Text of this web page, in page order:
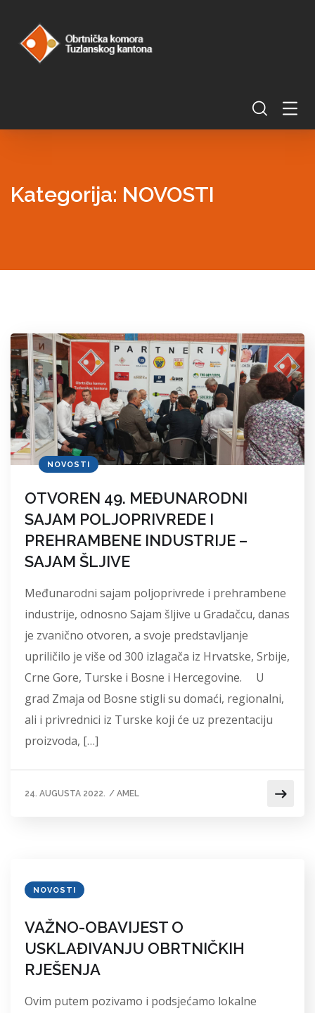
Kategorija: NOVOSTI
NOVOSTI
OTVOREN 49. MEĐUNARODNI
SAJAM POLJOPRIVREDE I
PREHRAMBENE INDUSTRIJE –
SAJAM ŠLJIVE
Međunarodni sajam poljoprivrede i prehrambene
industrije, odnosno Sajam šljive u Gradačcu, danas
je zvanično otvoren, a svoje predstavljanje
upriličilo je više od 300 izlagača iz Hrvatske, Srbije,
Crne Gore, Turske i Bosne i Hercegovine. U
grad Zmaja od Bosne stigli su domaći, regionalni,
ali i privrednici iz Turske koji će uz prezentaciju
proizvoda, […]
24. AUGUSTA 2022. / AMEL
NOVOSTI
VAŽNO-OBAVIJEST O
USKLAĐIVANJU OBRTNIČKIH
RJEŠENJA
Ovim putem pozivamo i podsjećamo lokalne